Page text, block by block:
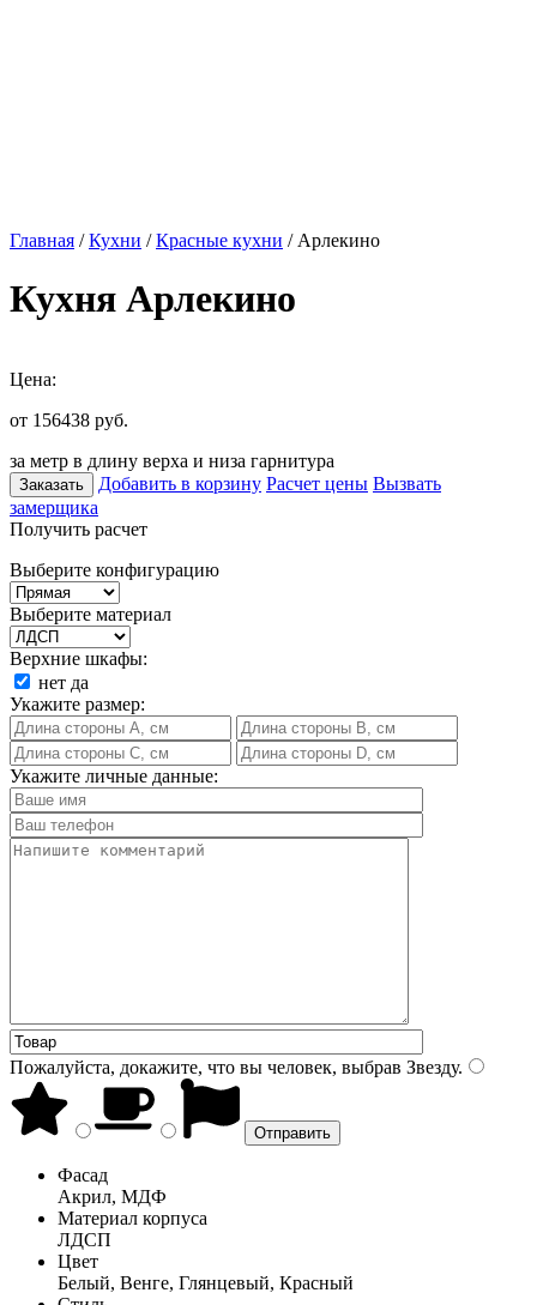
Главная /Кухни /Красные кухни / Арлекино
Кухня Арлекино
Цена:
от 156438 руб.
за метр в длину верха и низа гарнитура
Заказать Добавить в корзину Расчет цены Вызвать
замерщика
Получить расчет
Выберите конфигурацию
Выберите материал
Верхние шкафы:
нет да
Укажите размер:
Укажите личные данные:
Пожалуйста, докажите, что вы человек, выбрав Звезду.
Фасад
Акрил, МДФ
Материал корпуса
ЛДСП
Цвет
Белый, Венге, Глянцевый, Красный